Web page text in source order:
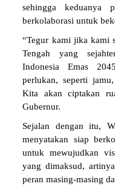
sehingga keduanya
berkolaborasi untuk
“Tegur kami jika kami
Tengah yang
Indonesia Emas
perlukan, seperti
Kita akan ciptakan
Gubernur.
Sejalan dengan itu,
menyatakan siap
untuk mewujudkan
yang dimaksud,
peran masing-masing